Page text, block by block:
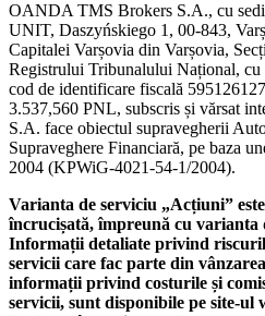
OANDA TMS Brokers S.A., cu
UNIT, Daszyńskiego 1, 00-843,
Capitalei Varșovia din Varșovia,
Registrului Tribunalului Național,
cod de identificare fiscală
3.537,560 PNL, subscris și vărsat
S.A. face obiectul supravegherii
Supraveghere Financiară, pe baza
2004 (KPWiG-4021-54-1/2004).
Varianta de serviciu „Acțiuni”
încrucișată, împreună cu
Informații detaliate privind
servicii care fac parte din
informații privind costurile și
servicii, sunt disponibile pe site-